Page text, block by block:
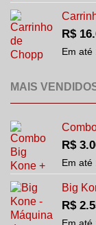
R$
Em até
MAIS
R$
Em até
Big
R$